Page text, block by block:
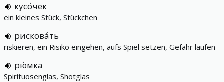
кусо́чек
ein kleines Stück, Stückchen
рискова́ть
riskieren, ein Risiko eingehen, aufs Spiel setzen, Gefahr laufen
рю́мка
Spirituosenglas, Shotglas